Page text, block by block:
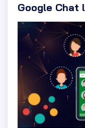
Google Chat